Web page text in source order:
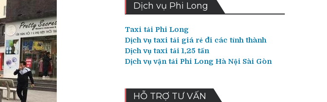
Dịch vụ Phi Long
Taxi tải Phi Long
Dịch vụ taxi tải giá rẻ đi các tỉnh thành
Dịch vụ taxi tải 1,25 tấn
Dịch vụ vận tải Phi Long Hà Nội Sài Gòn
HỖ TRỢ TƯ VẤN